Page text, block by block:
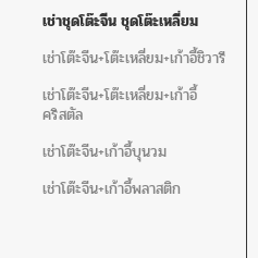
เช่าชุดโต๊ะจีน ชุดโต๊ะเหลี่ยม
เช่าโต๊ะจีน+โต๊ะเหลี่ยม+เก้าอี้ชิวารี
เช่าโต๊ะจีน+โต๊ะเหลี่ยม+เก้าอี้
คริสตัล
เช่าโต๊ะจีน+เก้าอี้บุนวม
เช่าโต๊ะจีน+เก้าอี้พลาสติก